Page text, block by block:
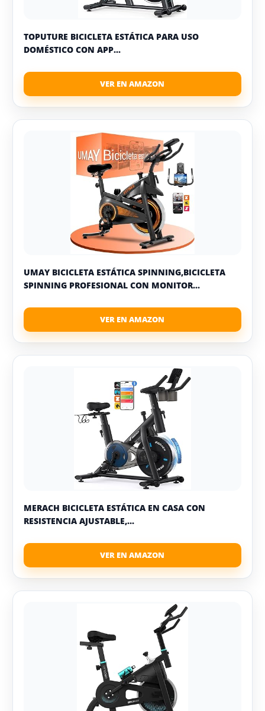
TOPUTURE BICICLETA ESTÁTICA PARA USO
DOMÉSTICO CON APP...
UMAY BICICLETA ESTÁTICA SPINNING,BICICLETA
SPINNING PROFESIONAL CON MONITOR...
MERACH BICICLETA ESTÁTICA EN CASA CON
RESISTENCIA AJUSTABLE,...